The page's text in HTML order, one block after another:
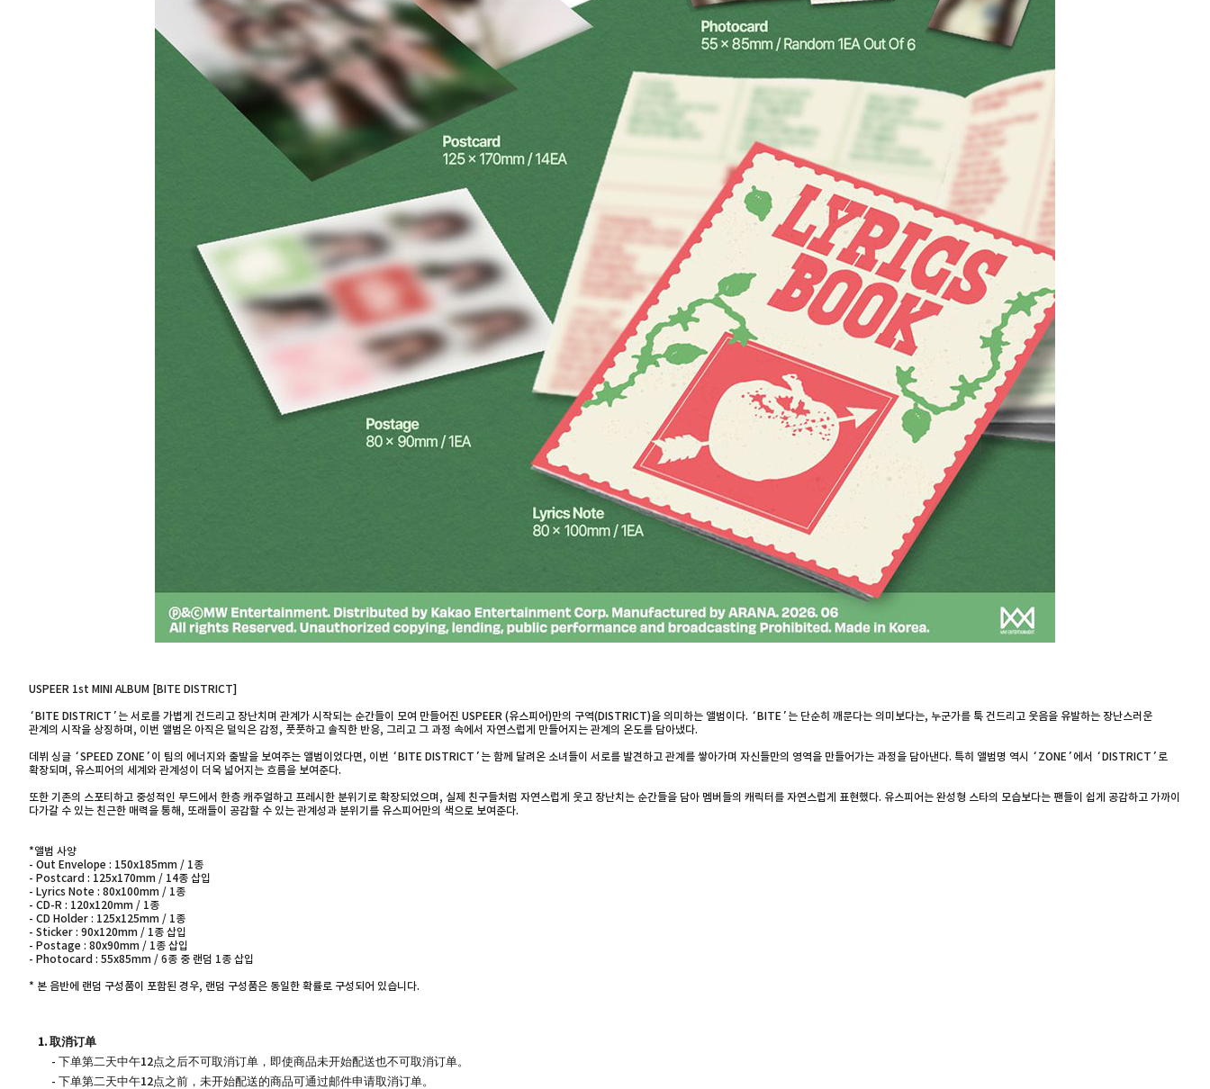
USPEER 1st MINI ALBUM [BITE DISTRICT]
‘BITE DISTRICT’는 서로를 가볍게 건드리고 장난치며 관계가 시작되는 순간들이 모여 만들어진 USPEER (유스피어)만의 구역(DISTRICT)을 의미하는 앨범이다. ‘BITE’는 단순히 깨문다는 의미보다는, 누군가를 툭 건드리고 웃음을 유발하는 장난스러운
관계의 시작을 상징하며, 이번 앨범은 아직은 덜익은 감정, 풋풋하고 솔직한 반응, 그리고 그 과정 속에서 자연스럽게 만들어지는 관계의 온도를 담아냈다.
데뷔 싱글 ‘SPEED ZONE’이 팀의 에너지와 출발을 보여주는 앨범이었다면, 이번 ‘BITE DISTRICT’는 함께 달려온 소녀들이 서로를 발견하고 관계를 쌓아가며 자신들만의 영역을 만들어가는 과정을 담아낸다. 특히 앨범명 역시 ‘ZONE’에서 ‘DISTRICT’로
확장되며, 유스피어의 세계와 관계성이 더욱 넓어지는 흐름을 보여준다.
또한 기존의 스포티하고 중성적인 무드에서 한층 캐주얼하고 프레시한 분위기로 확장되었으며, 실제 친구들처럼 자연스럽게 웃고 장난치는 순간들을 담아 멤버들의 캐릭터를 자연스럽게 표현했다. 유스피어는 완성형 스타의 모습보다는 팬들이 쉽게 공감하고 가까이
다가갈 수 있는 친근한 매력을 통해, 또래들이 공감할 수 있는 관계성과 분위기를 유스피어만의 색으로 보여준다.
*앨범 사양
- Out Envelope : 150x185mm / 1종
- Postcard : 125x170mm / 14종 삽입
- Lyrics Note : 80x100mm / 1종
- CD-R : 120x120mm / 1종
- CD Holder : 125x125mm / 1종
- Sticker : 90x120mm / 1종 삽입
- Postage : 80x90mm / 1종 삽입
- Photocard : 55x85mm / 6종 중 랜덤 1종 삽입
* 본 음반에 랜덤 구성품이 포함된 경우, 랜덤 구성품은 동일한 확률로 구성되어 있습니다.
1. 取消订单
- 下单第二天中午12点之后不可取消订单，即使商品未开始配送也不可取消订单。
- 下单第二天中午12点之前，未开始配送的商品可通过邮件申请取消订单。